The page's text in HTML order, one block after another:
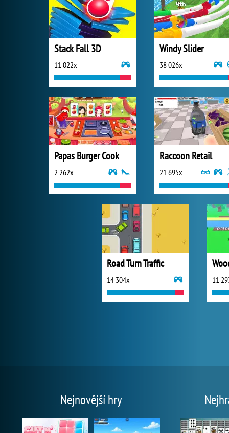
Stack Fall 3D
11 022x
Windy Slider
38 026x
Papas Burger Cook
2 262x
Raccoon Retail
21 695x
Road Turn Traffic
14 304x 11
Nejnovější hry